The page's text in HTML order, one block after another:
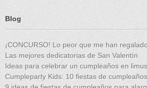
Blog
¡CONCURSO! Lo peor que me han
Las mejores dedicatorias de San Valentín
Ideas para celebrar un cumpleaños en
Cumpleparty Kids: 10 fiestas de